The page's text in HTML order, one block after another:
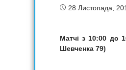
28 Листопада,
Матчі з 10:00 до
Шевченка 79)